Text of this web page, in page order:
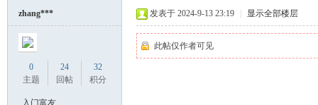
zhang***
0
主题
24
回帖
32
积分
入门富友
发表于 2024-9-13 23:19 显示全部楼层
此帖仅作者可见